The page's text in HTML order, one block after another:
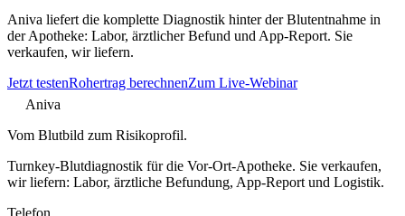
Aniva liefert die komplette Diagnostik hinter der Blutentnahme in
der Apotheke: Labor, ärztlicher Befund und App-Report. Sie
verkaufen, wir liefern.
Jetzt testenRohertrag berechnenZum Live-Webinar
Aniva
Vom Blutbild zum Risikoprofil.
Turnkey-Blutdiagnostik für die Vor-Ort-Apotheke. Sie verkaufen,
wir liefern: Labor, ärztliche Befundung, App-Report und Logistik.